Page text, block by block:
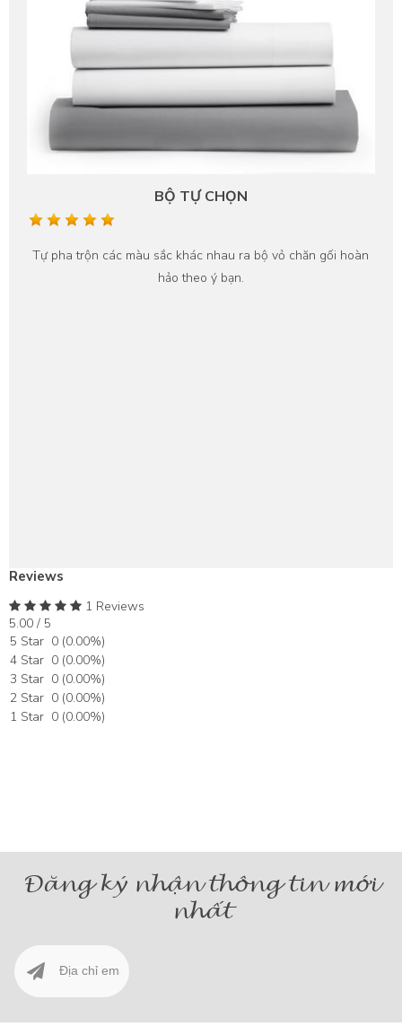
BỘ TỰ CHỌN
Tự pha trộn các màu sắc khác nhau ra bộ vỏ chăn gối hoàn
hảo theo ý bạn.
Reviews
1 Reviews
5.00 / 5
5 Star 0 (0.00%)
4 Star 0 (0.00%)
3 Star 0 (0.00%)
2 Star 0 (0.00%)
1 Star 0 (0.00%)
Đăng ký nhận thông tin mới
nhất